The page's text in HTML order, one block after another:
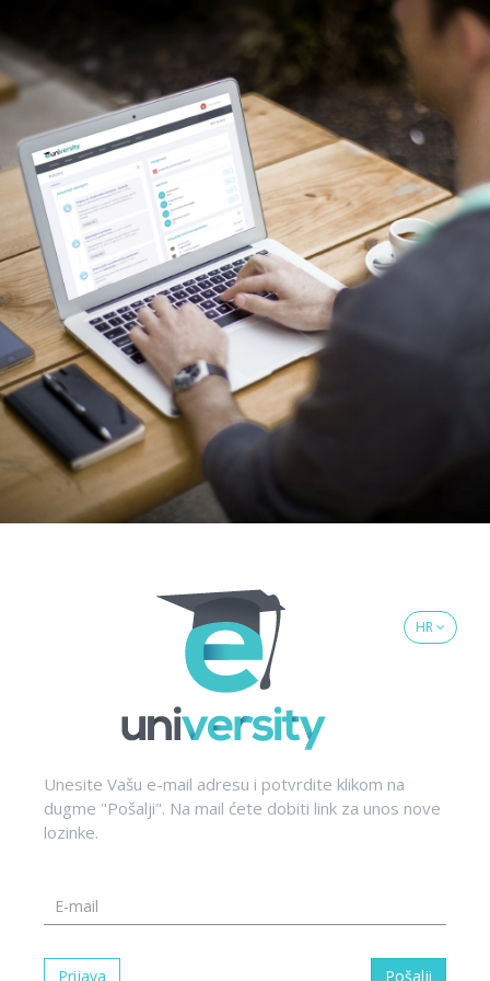
HR
Unesite Vašu e-mail adresu i potvrdite klikom na
dugme "Pošalji". Na mail ćete dobiti link za unos nove
lozinke.
Prijava Pošalji